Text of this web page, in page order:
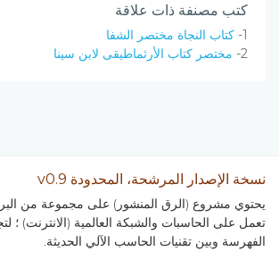
كتب مصنفة ذات علاقة
1- كتاب النجاة مختصر الشفا
2- مختصر كتاب الأرثماطيقى لابن سينا
نسخة الإصدار المرشحة، المحدودة v0.9
يحتوي مشروع (الرق المنشور) على مجموعة من
تعمل على الحاسبات والشبكة العالمية (الانترنت) ؛
الفهرسة وبين تقنيات الحاسب الآلي الحديثة.